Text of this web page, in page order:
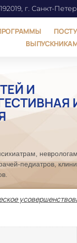
192019, г. Санкт-
И
педиатров,